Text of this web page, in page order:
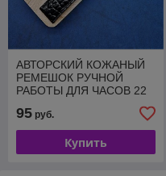
АВТОРСКИЙ КОЖАНЫЙ
РЕМЕШОК РУЧНОЙ
РАБОТЫ ДЛЯ ЧАСОВ 22
95 руб.
Купить